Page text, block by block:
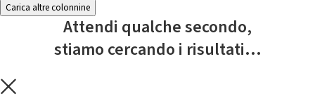
Carica altre colonnine
Attendi qualche secondo,
stiamo cercando i risultati...